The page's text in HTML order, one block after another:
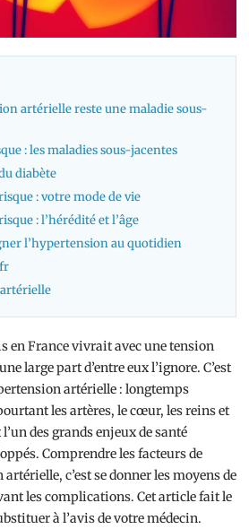
artérielle reste une maladie sous-
: les maladies sous-jacentes
diabète
: votre mode de vie
: l’hérédité et l’âge
l’hypertension au quotidien
en France vivrait avec une tension
large part d’entre eux l’ignore. C’est
artérielle : longtemps
les artères, le cœur, les reins et
des grands enjeux de santé
Comprendre les facteurs de
c’est se donner les moyens de
les complications. Cet article fait le
à l’avis de votre médecin.